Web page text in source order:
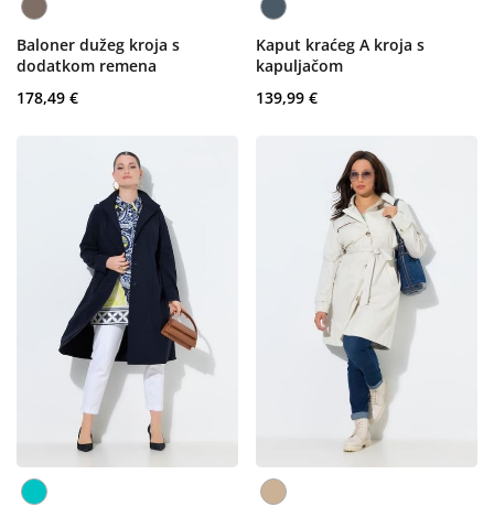
Baloner dužeg kroja s
dodatkom remena
178,49 €
Kaput kraćeg A kroja s
kapuljačom
139,99 €